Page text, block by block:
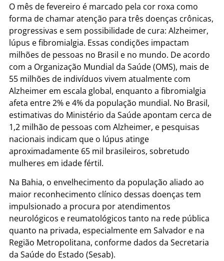
O mês de fevereiro é marcado pela cor roxa como
forma de chamar atenção para três doenças crônicas,
progressivas e sem possibilidade de cura: Alzheimer,
lúpus e fibromialgia. Essas condições impactam
milhões de pessoas no Brasil e no mundo. De acordo
com a Organização Mundial da Saúde (OMS), mais de
55 milhões de indivíduos vivem atualmente com
Alzheimer em escala global, enquanto a fibromialgia
afeta entre 2% e 4% da população mundial. No Brasil,
estimativas do Ministério da Saúde apontam cerca de
1,2 milhão de pessoas com Alzheimer, e pesquisas
nacionais indicam que o lúpus atinge
aproximadamente 65 mil brasileiros, sobretudo
mulheres em idade fértil.
Na Bahia, o envelhecimento da população aliado ao
maior reconhecimento clínico dessas doenças tem
impulsionado a procura por atendimentos
neurológicos e reumatológicos tanto na rede pública
quanto na privada, especialmente em Salvador e na
Região Metropolitana, conforme dados da Secretaria
da Saúde do Estado (Sesab).